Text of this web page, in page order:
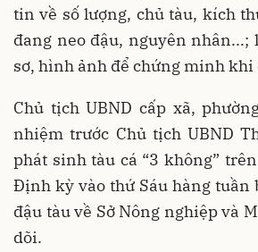
tin về số lượng, chủ tàu, kích
đang neo đậu, nguyên
sơ, hình ảnh để chứng minh khi
Chủ tịch UBND cấp xã,
nhiệm trước Chủ tịch UBND
phát sinh tàu cá “3 không”
Định kỳ vào thứ Sáu hàng tuần
đậu tàu về Sở Nông nghiệp và
dõi.